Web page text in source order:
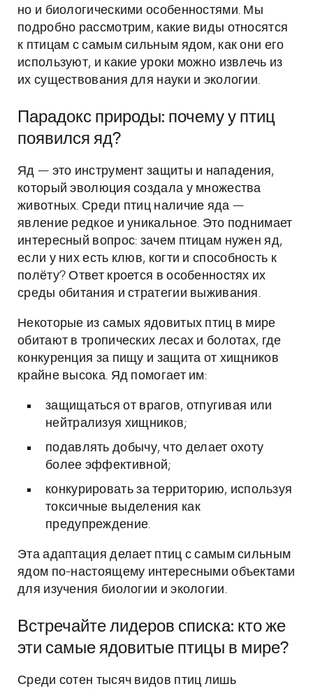
но и биологическими особенностями. Мы
подробно рассмотрим, какие виды относятся
к птицам с самым сильным ядом, как они его
используют, и какие уроки можно извлечь из
их существования для науки и экологии.
Парадокс природы: почему у птиц
появился яд?
Яд — это инструмент защиты и нападения,
который эволюция создала у множества
животных. Среди птиц наличие яда —
явление редкое и уникальное. Это поднимает
интересный вопрос: зачем птицам нужен яд,
если у них есть клюв, когти и способность к
полёту? Ответ кроется в особенностях их
среды обитания и стратегии выживания.
Некоторые из самых ядовитых птиц в мире
обитают в тропических лесах и болотах, где
конкуренция за пищу и защита от хищников
крайне высока. Яд помогает им:
защищаться от врагов, отпугивая или
нейтрализуя хищников;
подавлять добычу, что делает охоту
более эффективной;
конкурировать за территорию, используя
токсичные выделения как
предупреждение.
Эта адаптация делает птиц с самым сильным
ядом по-настоящему интересными объектами
для изучения биологии и экологии.
Встречайте лидеров списка: кто же
эти самые ядовитые птицы в мире?
Среди сотен тысяч видов птиц лишь